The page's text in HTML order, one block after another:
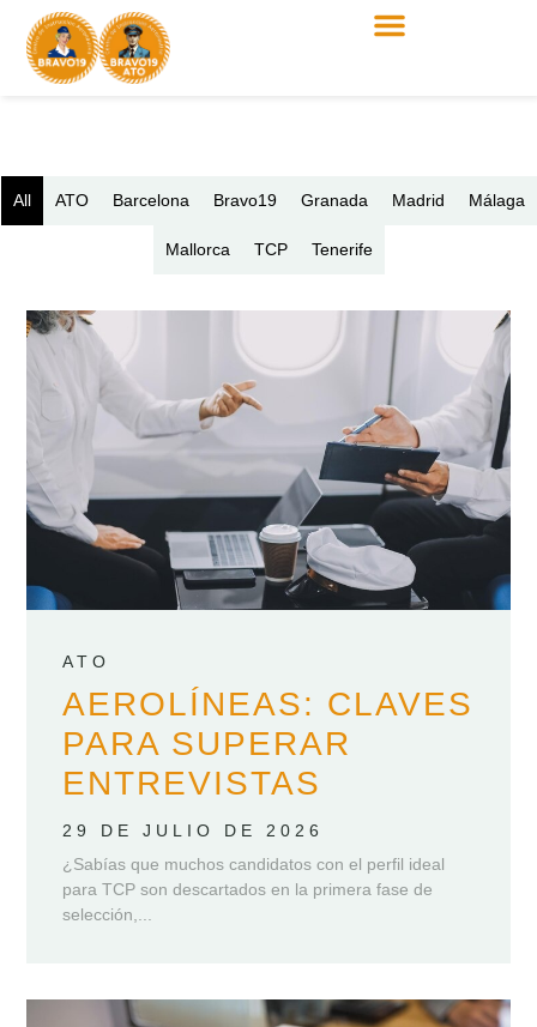
All ATO Barcelona Bravo19 Granada Madrid Málaga
Mallorca TCP Tenerife
ATO
AEROLÍNEAS: CLAVES
PARA SUPERAR
ENTREVISTAS
29 DE JULIO DE 2026
¿Sabías que muchos candidatos con el perfil ideal
para TCP son descartados en la primera fase de
selección,...